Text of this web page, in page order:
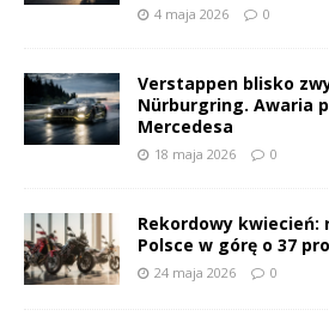
4 maja 2026 0
Verstappen blisko
Nürburgring. Awaria
Mercedesa
18 maja 2026 0
Rekordowy
Polsce w górę o 37
24 maja 2026 0